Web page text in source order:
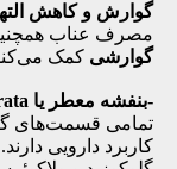
گوارش و کاهش
مصرف عناب
گوارشی کمک
-بنفشه معطر یا Viola odorata
تمامی قسمت‌های
کاربرد دارویی